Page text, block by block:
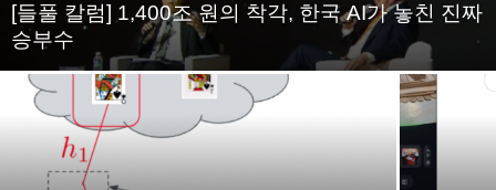
[들풀 칼럼] 1,400조 원의 착각, 한국 AI가 놓친 진짜
승부수